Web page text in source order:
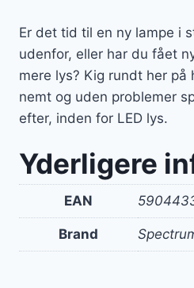
Er det tid til en ny lampe i
udenfor, eller har du fået
mere lys? Kig rundt her på
nemt og uden problemer
efter, inden for LED lys.
Yderligere
EAN
Brand